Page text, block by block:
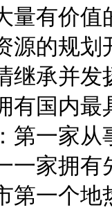
量有价
源的规
继承并
有国内
第一家
一家拥
第一个